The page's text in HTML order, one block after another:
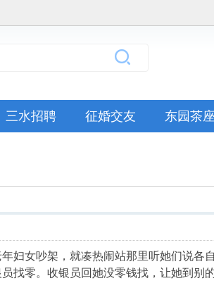
三水招聘 征婚交友 东园茶座
妇女吵架，就凑热闹站那里听她们说各自
找零。收银员回她没零钱找，让她到别